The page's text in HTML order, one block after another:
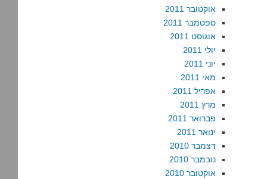
אוקטובר 2011
ספטמבר 2011
אוגוסט 2011
יולי 2011
יוני 2011
מאי 2011
אפריל 2011
מרץ 2011
פברואר 2011
ינואר 2011
דצמבר 2010
נובמבר 2010
אוקטובר 2010